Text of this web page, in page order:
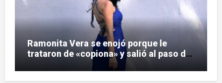
Ramonita Vera se enojó porque le
trataron de «copiona» y salió al paso de